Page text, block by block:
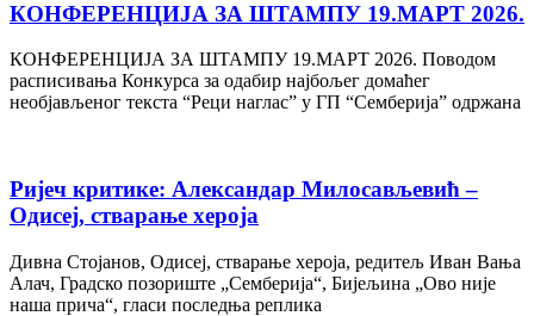
КОНФЕРЕНЦИЈА ЗА ШТАМПУ 19.МАРТ 2026.
КОНФЕРЕНЦИЈА ЗА ШТАМПУ 19.МАРТ 2026. Поводом
расписивања Конкурса за одабир најбољег домаћег
необјављеног текста “Реци наглас” у ГП “Сембeрија” одржана
Ријеч критике: Александар Милосављевић –
Одисеј, стварање хероја
Дивна Стојанов, Одисеј, стварање хероја, редитељ Иван Вања
Алач, Градско позориште „Семберија“, Бијељина „Ово није
наша прича“, гласи последња реплика